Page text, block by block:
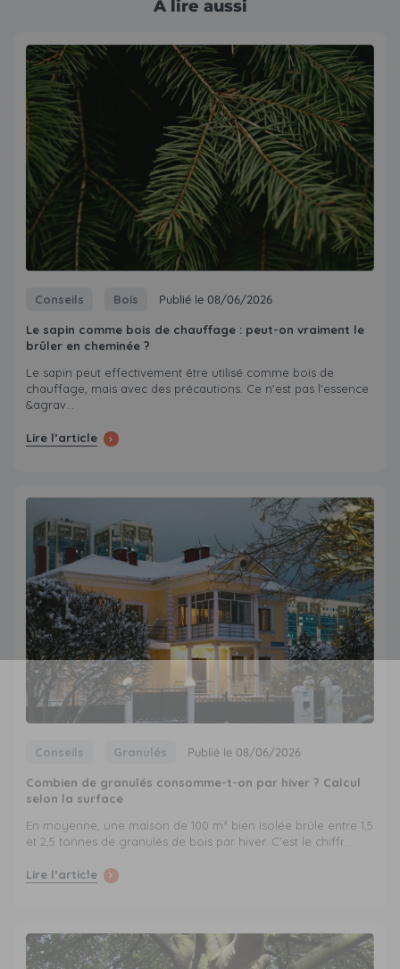
À lire aussi
Conseils Bois Publié le 08/06/2026
Le sapin comme bois de chauffage : peut-on vraiment le
brûler en cheminée ?
Le sapin peut effectivement être utilisé comme bois de
chauffage, mais avec des précautions. Ce n'est pas l'essence
&agrav...
Lire l’article
Conseils Granulés Publié le 08/06/2026
Combien de granulés consomme-t-on par hiver ? Calcul
selon la surface
En moyenne, une maison de 100 m² bien isolée brûle entre 1,5
et 2,5 tonnes de granulés de bois par hiver. C'est le chiffr...
Lire l’article